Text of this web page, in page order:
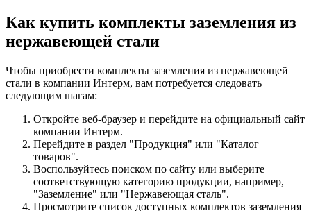
Как купить комплекты заземления из
нержавеющей стали
Чтобы приобрести комплекты заземления из нержавеющей
стали в компании Интерм, вам потребуется следовать
следующим шагам:
Откройте веб-браузер и перейдите на официальный сайт
компании Интерм.
Перейдите в раздел "Продукция" или "Каталог
товаров".
Воспользуйтесь поиском по сайту или выберите
соответствующую категорию продукции, например,
"Заземление" или "Нержавеющая сталь".
Просмотрите список доступных комплектов заземления